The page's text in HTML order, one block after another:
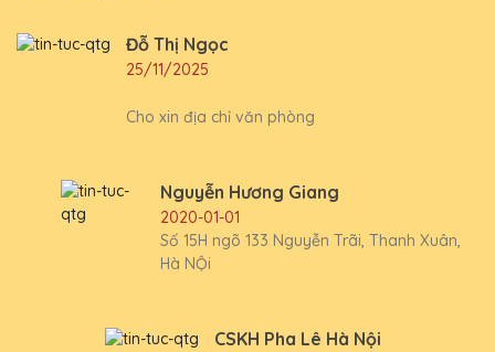
Đỗ Thị Ngọc
25/11/2025
Cho xin địa chỉ văn phòng
Nguyễn Hương Giang
2020-01-01
Số 15H ngõ 133 Nguyễn Trãi, Thanh Xuân,
Hà NỘi
CSKH Pha Lê Hà Nội